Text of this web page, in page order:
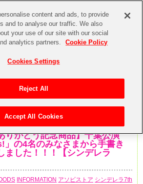
りがとう記念商品】千葉公演
」の4名のみなさまから手書き
ました！！！【シンデレラ
INFORMATION アソビストア シンデレラ7th
content and ads, to provide
and to analyse our traffic. We also
your use of our site with our social
analytics partners.
Cookie Policy
Cookies Settings
Reject All
Accept All Cookies